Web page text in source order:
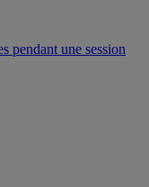
pendant une session